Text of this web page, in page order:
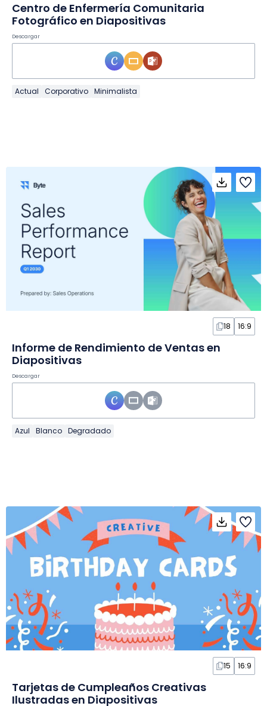
Centro de Enfermería Comunitaria
Fotográfico en Diapositivas
Descargar
Actual Corporativo Minimalista
18 16:9
Informe de Rendimiento de Ventas en
Diapositivas
Descargar
Azul Blanco Degradado
15 16:9
Tarjetas de Cumpleaños Creativas
Ilustradas en Diapositivas